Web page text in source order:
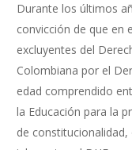
Durante los últimos
convicción de que en
excluyentes del
Colombiana por el
edad comprendido
la Educación para la
de